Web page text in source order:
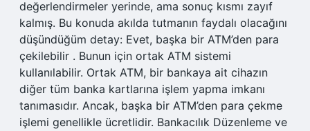
değerlendirmeler yerinde, ama sonuç kısmı zayıf
kalmış. Bu konuda akılda tutmanın faydalı olacağını
düşündüğüm detay: Evet, başka bir ATM’den para
çekilebilir . Bunun için ortak ATM sistemi
kullanılabilir. Ortak ATM, bir bankaya ait cihazın
diğer tüm banka kartlarına işlem yapma imkanı
tanımasıdır. Ancak, başka bir ATM’den para çekme
işlemi genellikle ücretlidir. Bankacılık Düzenleme ve